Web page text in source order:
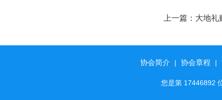
上一篇： 大地礼
协会简介 | 协会章程 |
您是第 17446892